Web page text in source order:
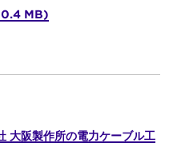
MB)
大阪製作所の電力ケーブル工